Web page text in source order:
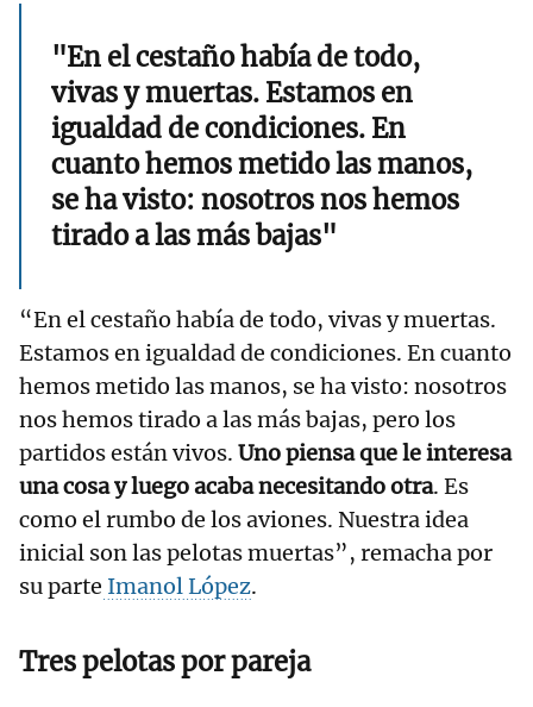
"En el cestaño había de todo,
vivas y muertas. Estamos en
igualdad de condiciones. En
cuanto hemos metido las manos,
se ha visto: nosotros nos hemos
tirado a las más bajas"
“En el cestaño había de todo, vivas y muertas.
Estamos en igualdad de condiciones. En cuanto
hemos metido las manos, se ha visto: nosotros
nos hemos tirado a las más bajas, pero los
partidos están vivos. Uno piensa que le interesa
una cosa y luego acaba necesitando otra. Es
como el rumbo de los aviones. Nuestra idea
inicial son las pelotas muertas”, remacha por
su parte Imanol López.
Tres pelotas por pareja